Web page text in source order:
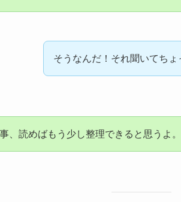
そうなんだ！それ聞いてちょ
、読めばもう少し整理できると思うよ